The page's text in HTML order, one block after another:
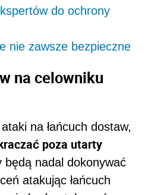
do ochrony
nie zawsze bezpieczne
na celowniku
na łańcuch dostaw,
poza utarty
będą nadal dokonywać
atakując łańcuch